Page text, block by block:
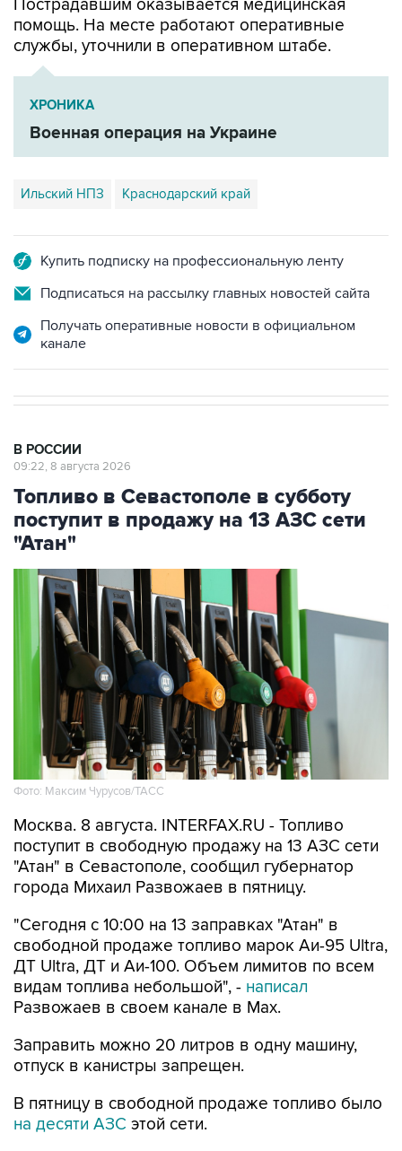
Пострадавшим оказывается медицинская
помощь. На месте работают оперативные
службы, уточнили в оперативном штабе.
ХРОНИКА
Военная операция на Украине
Ильский НПЗ Краснодарский край
Купить подписку на профессиональную ленту
Подписаться на рассылку главных новостей сайта
Получать оперативные новости в официальном
канале
В РОССИИ
09:22, 8 августа 2026
Топливо в Севастополе в субботу
поступит в продажу на 13 АЗС сети
"Атан"
Фото: Максим Чурусов/ТАСС
Москва. 8 августа. INTERFAX.RU - Топливо
поступит в свободную продажу на 13 АЗС сети
"Атан" в Севастополе, сообщил губернатор
города Михаил Развожаев в пятницу.
"Сегодня с 10:00 на 13 заправках "Атан" в
свободной продаже топливо марок Аи-95 Ultra,
ДТ Ultra, ДТ и Аи-100. Объем лимитов по всем
видам топлива небольшой", - написал
Развожаев в своем канале в Max.
Заправить можно 20 литров в одну машину,
отпуск в канистры запрещен.
В пятницу в свободной продаже топливо было
на десяти АЗС этой сети.